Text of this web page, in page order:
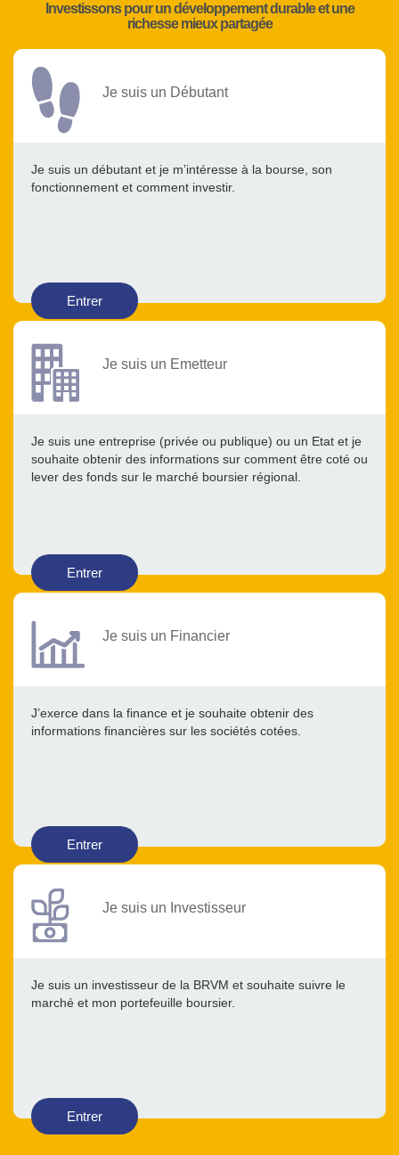
Investissons pour un développement durable et une
richesse mieux partagée
Je suis un Débutant
Je suis un débutant et je m’intéresse à la bourse, son
fonctionnement et comment investir.
Entrer
Je suis un Emetteur
Je suis une entreprise (privée ou publique) ou un Etat et je
souhaite obtenir des informations sur comment être coté ou
lever des fonds sur le marché boursier régional.
Entrer
Je suis un Financier
J’exerce dans la finance et je souhaite obtenir des
informations financières sur les sociétés cotées.
Entrer
Je suis un Investisseur
Je suis un investisseur de la BRVM et souhaite suivre le
marché et mon portefeuille boursier.
Entrer